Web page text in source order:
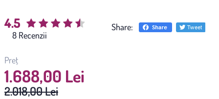
4.5
8
Share:
Preț
1.688,00 Lei
2.018,00 Lei